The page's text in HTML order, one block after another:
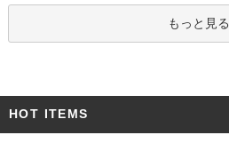
もっと見る
HOT ITEMS